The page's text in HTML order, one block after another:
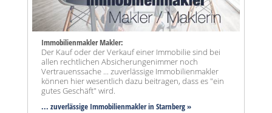
Immobilienmakler Makler:
Der Kauf oder der Verkauf einer Immobilie sind bei
allen rechtlichen Absicherungenimmer noch
Vertrauenssache ... zuverlässige Immobilienmakler
können hier wesentlich dazu beitragen, dass es "ein
gutes Geschäft" wird.
... zuverlässige Immobilienmakler in Starnberg »